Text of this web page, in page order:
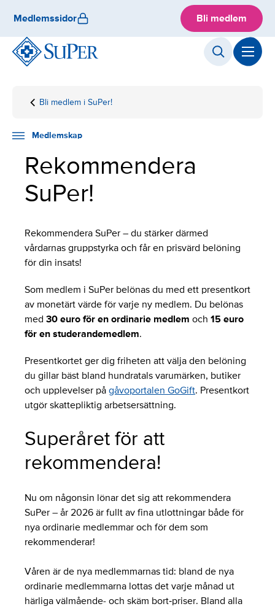
content
Medlemssidor Bli medlem
Hemsida
Medlemskap
Bli medlem i SuPer!
Rekommendera
Medlemskap
Rekommendera
SuPer!
Rekommendera SuPer – du stärker därmed
vårdarnas gruppstyrka och får en prisvärd belöning
för din insats!
Som medlem i SuPer belönas du med ett presentkort
av monetärt värde för varje ny medlem. Du belönas
med 30 euro för en ordinarie medlem och 15 euro
för en studerandemedlem.
Presentkortet ger dig friheten att välja den belöning
du gillar bäst bland hundratals varumärken, butiker
och upplevelser på gåvoportalen GoGift. Presentkort
utgör skattepliktig arbetsersättning.
Superåret för att
rekommendera!
Nu om någonsin lönar det sig att rekommendera
SuPer – år 2026 är fullt av fina utlottningar både för
nya ordinarie medlemmar och för dem som
rekommenderar!
Våren är de nya medlemmarnas tid: bland de nya
ordinarie medlemmarna lottas det varje månad ut
härliga välmående- och skäm bort‑priser. Bland alla